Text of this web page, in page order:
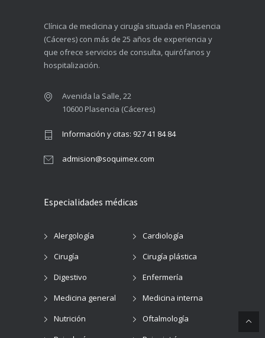
Clínica de medicina y cirugía situada en Plasencia
(Cáceres) con más de 25 años de experiencia y
que ofrece servicios de consulta, quirófanos y
hospitalización.
Avenida la Salle, 22
10600 Plasencia (Cáceres)
Información y citas: 927 41 84 84
admision@soquimex.com
Especialidades médicas
Alergología
Cardiología
Cirugía
Cirugía plástica
Digestivo
Enfermería
Medicina general
Medicina interna
Nutrición
Oftalmología